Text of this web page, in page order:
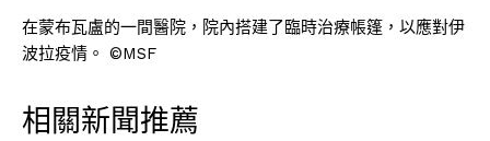
在蒙布瓦盧的一間醫院，院內搭建了臨時治療帳篷，以應對伊
波拉疫情。 ©MSF
相關新聞推薦